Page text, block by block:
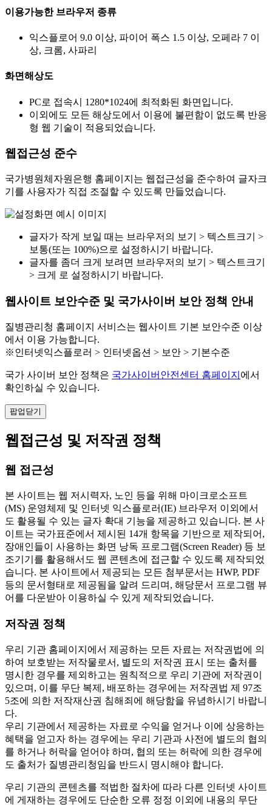
이용가능한 브라우저 종류
익스플로어 9.0 이상, 파이어 폭스 1.5 이상, 오페라 7 이
상, 크롬, 사파리
화면해상도
PC로 접속시 1280*1024에 최적화된 화면입니다.
이외에도 모든 해상도에서 이용에 불편함이 없도록 반응
형 웹 기술이 적용되었습니다.
웹접근성 준수
국가병원체자원은행 홈페이지는 웹접근성을 준수하여 글자크
기를 사용자가 직접 조절할 수 있도록 만들었습니다.
글자가 작게 보일 때는 브라우저의 보기 > 텍스트크기 >
보통(또는 100%)으로 설정하시기 바랍니다.
글자를 좀더 크게 보려면 브라우저의 보기 > 텍스트크기
> 크게 로 설정하시기 바랍니다.
웹사이트 보안수준 및 국가사이버 보안 정책 안내
질병관리청 홈페이지 서비스는 웹사이트 기본 보안수준 이상
에서 이용 가능합니다.
※인터넷익스플로러 > 인터넷옵션 > 보안 > 기본수준
국가 사이버 보안 정책은 국가사이버안전센터 홈페이지 에서
확인하실 수 있습니다.
팝업닫기
웹접근성 및 저작권 정책
웹 접근성
본 사이트는 웹 저시력자, 노인 등을 위해 마이크로소프트
(MS) 운영체제 및 인터넷 익스플로러(IE) 브라우저 이외에서
도 활용될 수 있는 글자 확대 기능을 제공하고 있습니다. 본 사
이트는 국가표준에서 제시된 14개 항목을 기반으로 제작되어,
장애인들이 사용하는 화면 낭독 프로그램(Screen Reader) 등 보
조기기를 활용해서도 웹 콘텐츠에 접근할 수 있도록 제작되었
습니다. 본 사이트에서 제공되는 모든 첨부문서는 HWP, PDF
등의 문서형태로 제공됨을 알려 드리며, 해당문서 프로그램 뷰
어를 다운받아 이용하실 수 있게 제작되었습니다.
저작권 정책
우리 기관 홈페이지에서 제공하는 모든 자료는 저작권법에 의
하여 보호받는 저작물로서, 별도의 저작권 표시 또는 출처를
명시한 경우를 제외하고는 원칙적으로 우리 기관에 저작권이
있으며, 이를 무단 복제, 배포하는 경우에는 저작권법 제 97조
5조에 의한 저작재산권 침해죄에 해당함을 유념하시기 바랍니
다.
우리 기관에서 제공하는 자료로 수익을 얻거나 이에 상응하는
혜택을 얻고자 하는 경우에는 우리 기관과 사전에 별도의 협의
를 하거나 허락을 얻어야 하며, 협의 또는 허락에 의한 경우에
도 출처가 질병관리청임을 반드시 명시해야 합니다.
우리 기관의 콘텐츠를 적법한 절차에 따라 다른 인터넷 사이트
에 게재하는 경우에도 단순한 오류 정정 이외에 내용의 무단